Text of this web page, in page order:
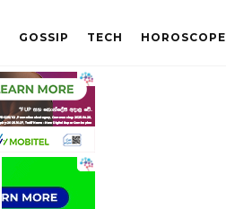
GOSSIP TECH HOROSCOPE